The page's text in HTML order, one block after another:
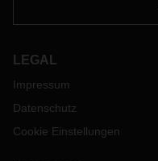
LEGAL
Impressum
Datenschutz
Cookie Einstellungen